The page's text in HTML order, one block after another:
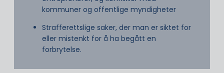
kommuner og offentlige myndigheter
Strafferettslige saker, der man er siktet for
eller mistenkt for å ha begått en
forbrytelse.